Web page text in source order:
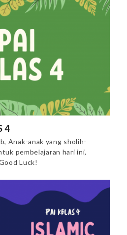
4
Anak-anak yang sholih-
pembelajaran hari ini,
Luck!